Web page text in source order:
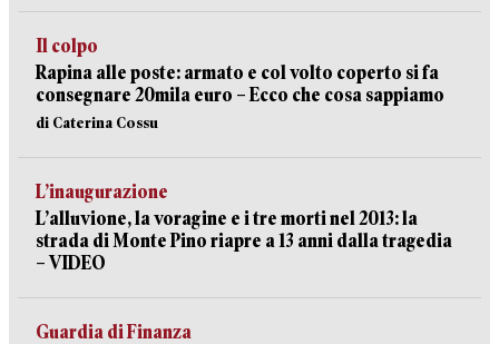
Il colpo
Rapina alle poste: armato e col volto coperto si fa
consegnare 20mila euro – Ecco che cosa sappiamo
di Caterina Cossu
L’inaugurazione
L’alluvione, la voragine e i tre morti nel 2013: la
strada di Monte Pino riapre a 13 anni dalla tragedia
– VIDEO
Guardia di Finanza